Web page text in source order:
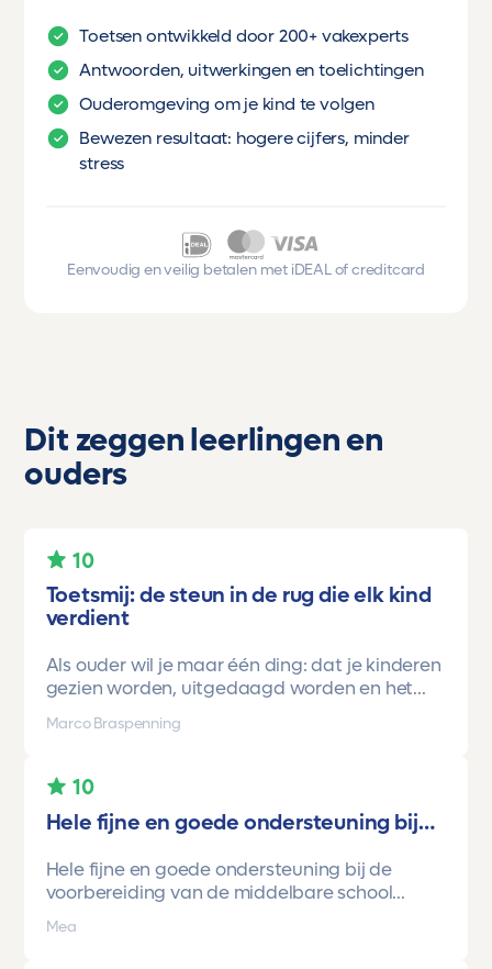
Toetsen ontwikkeld door 200+ vakexperts
Antwoorden, uitwerkingen en toelichtingen
Ouderomgeving om je kind te volgen
Bewezen resultaat: hogere cijfers, minder
stress
Eenvoudig en veilig betalen met iDEAL of creditcard
Dit zeggen leerlingen en
ouders
10
Toetsmij: de steun in de rug die elk kind
verdient
Als ouder wil je maar één ding: dat je kinderen
gezien worden, uitgedaagd worden en het
vertrouwen krijgen dat ze méér kunnen dan ze
zelf soms denken. Voor ons is Toetsmij daarin
kader. Een lieve, slimme meid, maar soms
toetsen van Toetsmij.....helder, betrouwbaar,
precies op niveau en altijd met ruimte om te
groeien kreeg ze stap voor stap het
Marco Braspenning
10
Hele fijne en goede ondersteuning bij…
Hele fijne en goede ondersteuning bij de
voorbereiding van de middelbare school
toetsen. Havo/vwo brugjaren gebruik
gemaakt van Toetsmij. Realistische toetsen.
Mea